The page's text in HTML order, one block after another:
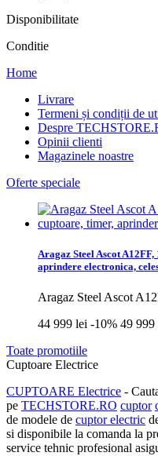
Disponibilitate
Conditie
Home
Livrare
Termeni și condiții de
Despre
Opinii clienti
Magazinele noastre
Oferte speciale
Aragaz Steel Ascot
aprindere electronica,
Aragaz Steel Ascot
44 999 lei -10% 49 999
Toate promotiile
Cuptoare Electrice
CUPTOARE Electrice -
pe TECHSTORE.RO cuptor
de modele de cuptor electric
si disponibile la comanda la
service tehnic profesional